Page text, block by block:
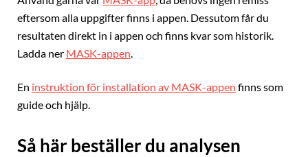
eftersom alla uppgifter finns i appen. Dessutom får du
resultaten direkt in i appen och finns kvar som historik.
Ladda ner MASK-appen
En instruktion för installation av MASK-appen finns som
guide och hjälp.
Så här beställer du analysen